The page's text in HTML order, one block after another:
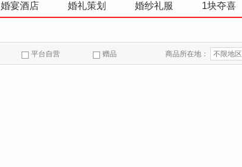
婚宴酒店 婚礼策划 婚纱礼服 1块夺喜
平台自营 赠品 商品所在地： 不限地区